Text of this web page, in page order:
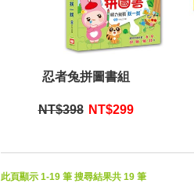
忍者兔拼圖書組
NT$398 NT$299
此頁顯示 1-19 筆 搜尋結果共 19 筆